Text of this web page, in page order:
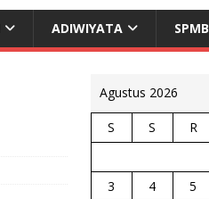
ADIWIYATA SPMB
Agustus 2026
S S R
3
4 5